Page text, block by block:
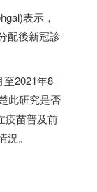
表示，
配後新冠診
至2021年8
此研究是否
疫苗普及前
。